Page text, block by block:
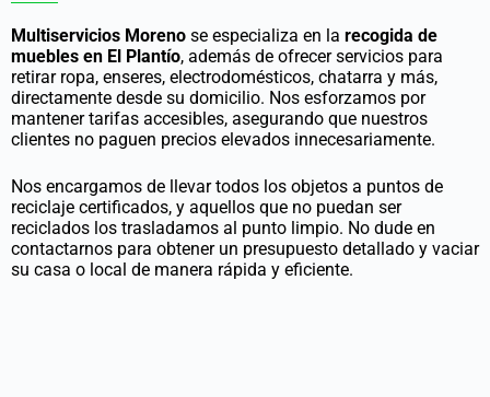
Multiservicios Moreno se especializa en la recogida de
muebles en El Plantío, además de ofrecer servicios para
retirar ropa, enseres, electrodomésticos, chatarra y más,
directamente desde su domicilio. Nos esforzamos por
mantener tarifas accesibles, asegurando que nuestros
clientes no paguen precios elevados innecesariamente.
Nos encargamos de llevar todos los objetos a puntos de
reciclaje certificados, y aquellos que no puedan ser
reciclados los trasladamos al punto limpio. No dude en
contactarnos para obtener un presupuesto detallado y vaciar
su casa o local de manera rápida y eficiente.